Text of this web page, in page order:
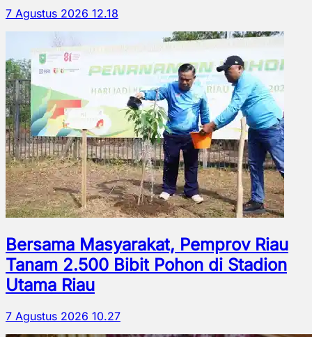
7 Agustus 2026 12.18
Bersama Masyarakat, Pemprov Riau
Tanam 2.500 Bibit Pohon di Stadion
Utama Riau
7 Agustus 2026 10.27